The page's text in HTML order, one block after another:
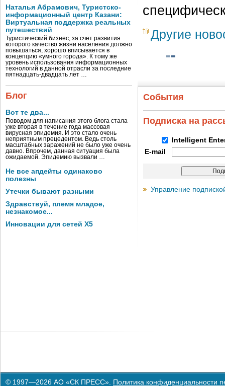
Наталья Абрамович, Туристско-
информационный центр Казани:
Виртуальная поддержка реальных
путешествий
Туристический бизнес, за счет развития
которого качество жизни населения должно
повышаться, хорошо вписывается в
концепцию «умного города». К тому же
уровень использования информационных
технологий в данной отрасли за последние
пятнадцать-двадцать лет …
Блог
Вот те два...
Поводом для написания этого блога стала
уже вторая в течение года массовая
вирусная эпидемия. И это стало очень
неприятным прецедентом. Ведь столь
масштабных заражений не было уже очень
давно. Впрочем, данная ситуация была
ожидаемой. Эпидемию вызвали …
Не все апдейты одинаково
полезны
Утечки бывают разными
Здравствуй, племя младое,
незнакомое...
Инновации для сетей X5
Другие
События
Подписка на
Intelligent
E-mail
Управление
© 1997—2026 АО «СК ПРЕСС». Политика конфиденциальности